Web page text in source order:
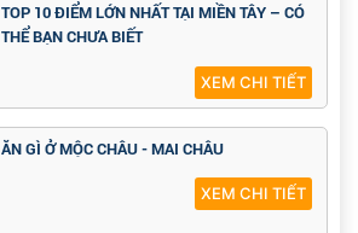
TOP 10 ĐIỂM LỚN NHẤT TẠI MIỀN TÂY – CÓ
THỂ BẠN CHƯA BIẾT
XEM CHI TIẾT
ĂN GÌ Ở MỘC CHÂU - MAI CHÂU
XEM CHI TIẾT